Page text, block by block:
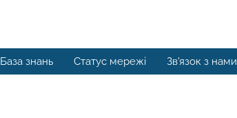
База знань Статус мережі Зв'язок з нами